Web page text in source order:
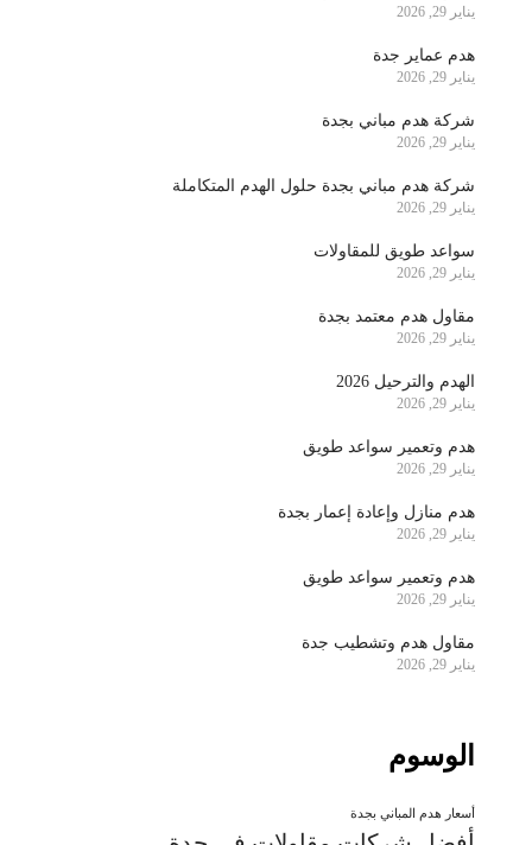
يناير 29, 2026
هدم عماير جدة
يناير 29, 2026
شركة هدم مباني بجدة
يناير 29, 2026
شركة هدم مباني بجدة حلول الهدم المتكاملة
يناير 29, 2026
سواعد طويق للمقاولات
يناير 29, 2026
مقاول هدم معتمد بجدة
يناير 29, 2026
الهدم والترحيل 2026
يناير 29, 2026
هدم وتعمير سواعد طويق
يناير 29, 2026
هدم منازل وإعادة إعمار بجدة
يناير 29, 2026
هدم وتعمير سواعد طويق
يناير 29, 2026
مقاول هدم وتشطيب جدة
يناير 29, 2026
الوسوم
أسعار هدم المباني بجدة